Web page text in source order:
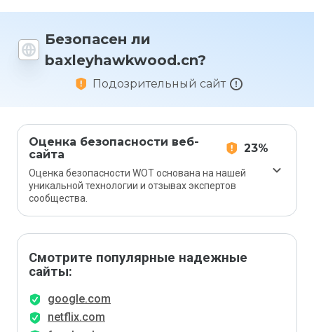
Безопасен ли
baxleyhawkwood.cn?
Подозрительный сайт
Оценка безопасности веб-
сайта
23%
Оценка безопасности WOT основана на нашей
уникальной технологии и отзывах экспертов
сообщества.
Смотрите популярные надежные
сайты:
google.com
netflix.com
этот
1 до 5?